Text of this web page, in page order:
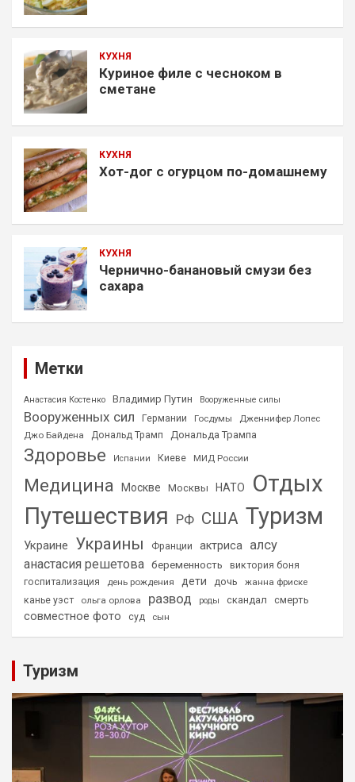
КУХНЯ
Куриное филе с чесноком в
сметане
КУХНЯ
Хот-дог с огурцом по-домашнему
КУХНЯ
Чернично-банановый смузи без
сахара
Метки
Анастасия Костенко Владимир Путин Вооруженные силы
Вооруженных сил Германии Госдумы
Дженнифер Лопес
Джо Байдена
Дональд Трамп Дональда Трампа
Здоровье Испании Киеве МИД России
Медицина Москве Москвы НАТО
Отдых
Путешествия РФ США Туризм
Украине Украины Франции актриса алсу
анастасия решетова беременность
виктория боня
госпитализация
день рождения дети дочь
жанна фриске
канье уэст
ольга орлова развод роды скандал смерть
совместное фото суд сын
Туризм